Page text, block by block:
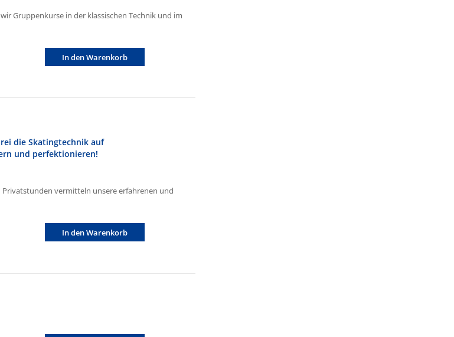
Gruppenkurse in der klassischen Technik und im
In den Warenkorb
die Skatingtechnik auf
und perfektionieren!
vermitteln unsere erfahrenen und
In den Warenkorb